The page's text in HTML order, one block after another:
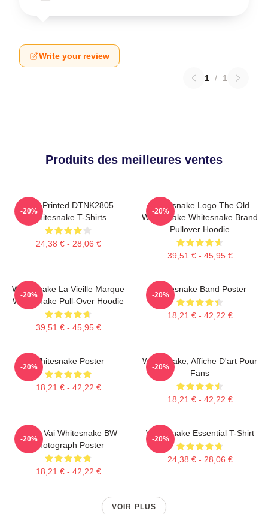
Write your review
1 / 1
Produits des meilleures ventes
New Printed DTNK2805
Whitesnake T-Shirts
24,38 € - 28,06 €
-20%
Whitesnake Logo The Old
Whitesnake Whitesnake Brand
Pullover Hoodie
39,51 € - 45,95 €
-20%
Whitesnake La Vieille Marque
Whitesnake Pull-Over Hoodie
39,51 € - 45,95 €
-20%
Whitesnake Band Poster
18,21 € - 42,22 €
-20%
Whitesnake Poster
18,21 € - 42,22 €
-20%
Whitesnake, Affiche D'art Pour
Fans
18,21 € - 42,22 €
-20%
Steve Vai Whitesnake BW
Photograph Poster
18,21 € - 42,22 €
-20%
Whitesnake Essential T-Shirt
24,38 € - 28,06 €
-20%
VOIR PLUS